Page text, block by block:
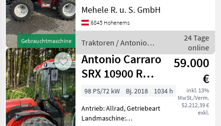
Gebrauchtmaschine
Höchstgeschwindigkeit in
km/h: 40 km/h, Getriebeart
Landmaschine:
Allrad, Plattform: Kabine, 4-
Rad Bremse, druckloser
Mehele R. u. S. GmbH
6845 Hohenems
Traktoren / Antonio
Carraro
24 Tage
online
Antonio Carraro
SRX 10900 R
Gelegenheitskauf
59.000
€
inkl. 13%
MwSt./Verm.
52.212,39 €
exkl.
98 PS/72 kW Bj. 2018
1034 h
Antrieb: Allrad, Getriebeart
Landmaschine: